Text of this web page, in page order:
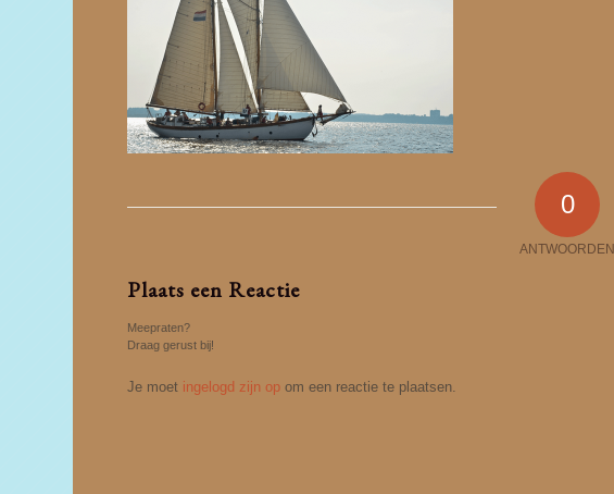
0
ANTWOORDEN
Plaats een Reactie
Meepraten?
Draag gerust bij!
Je moet ingelogd zijn op om een reactie te plaatsen.